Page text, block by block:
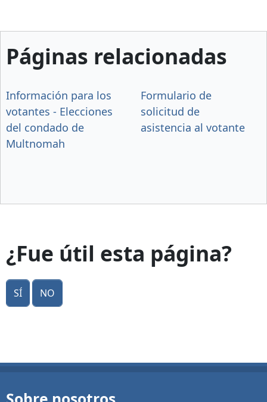
Páginas relacionadas
Información para los
votantes - Elecciones
del condado de
Multnomah
Formulario de
solicitud de
asistencia al votante
¿Fue útil esta página?
Sí No